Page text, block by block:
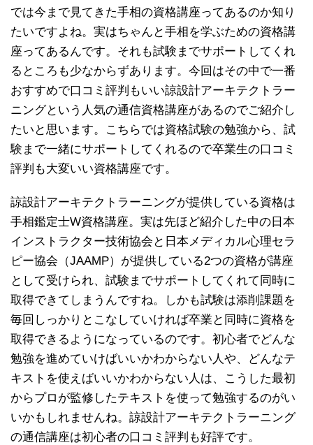
では今まで見てきた手相の資格講座ってあるのか知り
たいですよね。実はちゃんと手相を学ぶための資格講
座ってあるんです。それも試験までサポートしてくれ
るところも少なからずあります。今回はその中で一番
おすすめで口コミ評判もいい諒設計アーキテクトラー
ニングという人気の通信資格講座があるのでご紹介し
たいと思います。こちらでは資格試験の勉強から、試
験まで一緒にサポートしてくれるので卒業生の口コミ
評判も大変いい資格講座です。
諒設計アーキテクトラーニングが提供している資格は
手相鑑定士W資格講座。実は先ほど紹介した中の日本
インストラクター技術協会と日本メディカル心理セラ
ピー協会（JAAMP）が提供している2つの資格が講座
として受けられ、試験までサポートしてくれて同時に
取得できてしまうんですね。しかも試験は添削課題を
毎回しっかりとこなしていければ卒業と同時に資格を
取得できるようになっているのです。初心者でどんな
勉強を進めていけばいいかわからない人や、どんなテ
キストを使えばいいかわからない人は、こうした最初
からプロが監修したテキストを使って勉強するのがい
いかもしれませんね。諒設計アーキテクトラーニング
の通信講座は初心者の口コミ評判も好評です。